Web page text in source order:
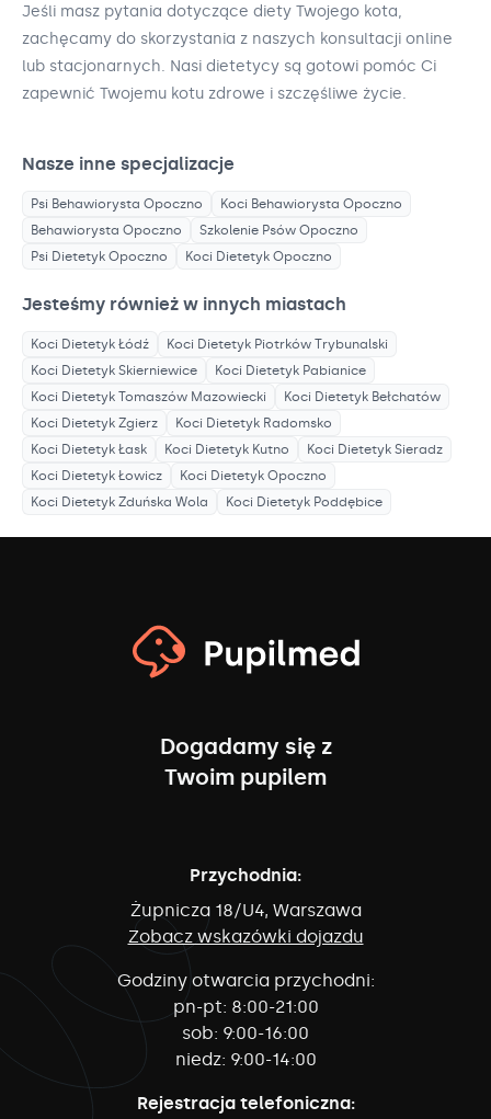
Jeśli masz pytania dotyczące diety Twojego kota,
zachęcamy do skorzystania z naszych konsultacji online
lub stacjonarnych. Nasi dietetycy są gotowi pomóc Ci
zapewnić Twojemu kotu zdrowe i szczęśliwe życie.
Nasze inne specjalizacje
Psi Behawiorysta Opoczno Koci Behawiorysta Opoczno
Behawiorysta Opoczno Szkolenie Psów Opoczno
Psi Dietetyk Opoczno Koci Dietetyk Opoczno
Jesteśmy również w innych miastach
Koci Dietetyk Łódź Koci Dietetyk Piotrków Trybunalski
Koci Dietetyk Skierniewice Koci Dietetyk Pabianice
Koci Dietetyk Tomaszów Mazowiecki Koci Dietetyk Bełchatów
Koci Dietetyk Zgierz Koci Dietetyk Radomsko
Koci Dietetyk Łask Koci Dietetyk Kutno Koci Dietetyk Sieradz
Koci Dietetyk Łowicz Koci Dietetyk Opoczno
Koci Dietetyk Zduńska Wola Koci Dietetyk Poddębice
Dogadamy się z
Twoim pupilem
Przychodnia:
Żupnicza 18/U4, Warszawa
Zobacz wskazówki dojazdu
Godziny otwarcia przychodni:
pn-pt: 8:00-21:00
sob: 9:00-16:00
niedz: 9:00-14:00
Rejestracja telefoniczna: